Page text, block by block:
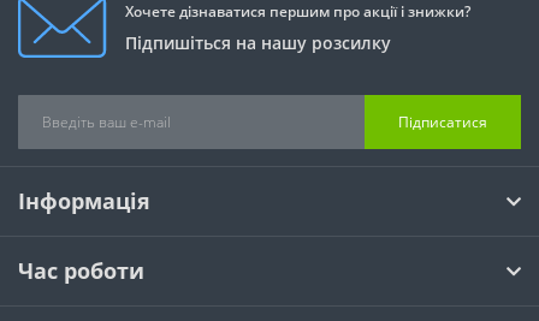
Хочете дізнаватися першим про акції і знижки?
Підпишіться на нашу розсилку
Підписатися
Інформація
Час роботи